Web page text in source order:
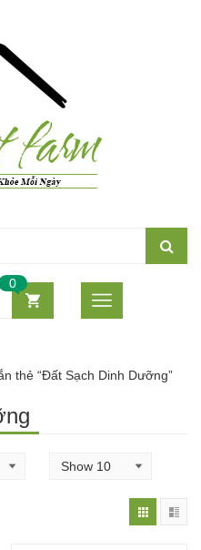
0
thẻ “Đất Sạch Dinh Dưỡng”